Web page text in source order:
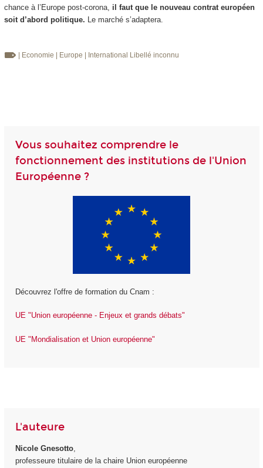
chance à l’Europe post-corona, il faut que le nouveau contrat européen
soit d’abord politique. Le marché s’adaptera.
| Economie | Europe | International Libellé inconnu
Vous souhaitez comprendre le
fonctionnement des institutions de l'Union
Européenne ?
Découvrez l'offre de formation du Cnam :
UE "Union européenne - Enjeux et grands débats"
UE "Mondialisation et Union européenne"
L'auteure
Nicole Gnesotto,
professeure titulaire de la chaire Union européenne